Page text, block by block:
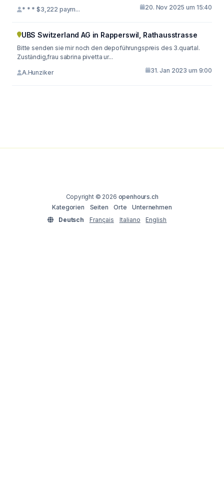
* * * $3,222 paym... 20. Nov 2025 um 15:40
UBS Switzerland AG in Rapperswil, Rathausstrasse
Bitte senden sie mir noch den depoführungspreis des 3.quartal.
Zuständig,frau sabrina pivetta ur...
A.Hunziker 31. Jan 2023 um 9:00
Copyright © 2026 openhours.ch
Kategorien
Seiten Orte
Unternehmen
Deutsch
Français Italiano English